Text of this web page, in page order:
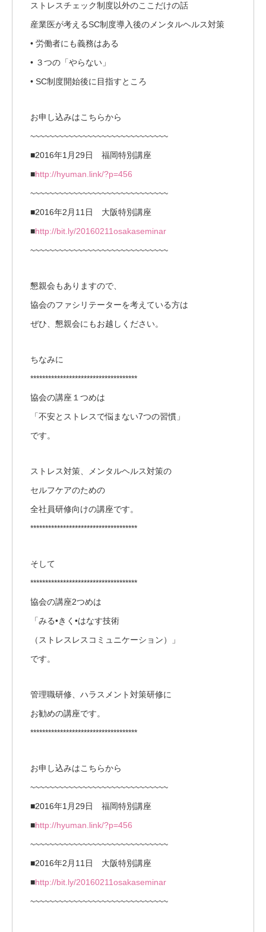
ストレスチェック制度以外のここだけの話
産業医が考えるSC制度導入後のメンタルヘルス対策
• 労働者にも義務はある
• ３つの「やらない」
• SC制度開始後に目指すところ
お申し込みはこちらから
~~~~~~~~~~~~~~~~~~~~~~~~~~~~~
■2016年1月29日 福岡特別講座
■http://hyuman.link/?p=456
~~~~~~~~~~~~~~~~~~~~~~~~~~~~~
■2016年2月11日 大阪特別講座
■http://bit.ly/20160211osakaseminar
~~~~~~~~~~~~~~~~~~~~~~~~~~~~~
懇親会もありますので、
協会のファシリテーターを考えている方は
ぜひ、懇親会にもお越しください。
ちなみに
************************************
協会の講座１つめは
「不安とストレスで悩まない7つの習慣」
です。
ストレス対策、メンタルヘルス対策の
セルフケアのための
全社員研修向けの講座です。
************************************
そして
************************************
協会の講座2つめは
「みる•きく•はなす技術
（ストレスレスコミュニケーション）」
です。
管理職研修、ハラスメント対策研修に
お勧めの講座です。
************************************
お申し込みはこちらから
~~~~~~~~~~~~~~~~~~~~~~~~~~~~~
■2016年1月29日 福岡特別講座
■http://hyuman.link/?p=456
~~~~~~~~~~~~~~~~~~~~~~~~~~~~~
■2016年2月11日 大阪特別講座
■http://bit.ly/20160211osakaseminar
~~~~~~~~~~~~~~~~~~~~~~~~~~~~~